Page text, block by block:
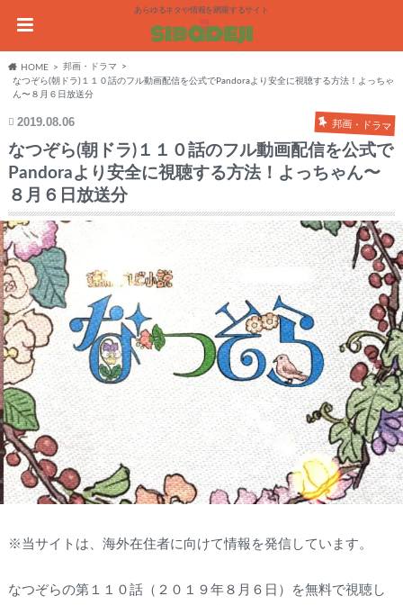
あらゆるネタや情報を網羅するサイト
HOME
邦画・ドラマ
なつぞら(朝ドラ)１１０話のフル動画配信を公式でPandoraより安全に視聴する方法！よっちゃ
ん〜８月６日放送分
2019.08.06 邦画・ドラマ
なつぞら(朝ドラ)１１０話のフル動画配信を公式で
Pandoraより安全に視聴する方法！よっちゃん〜
８月６日放送分
※当サイトは、海外在住者に向けて情報を発信しています。
なつぞらの第１１０話（２０１９年８月６日）を無料で視聴し